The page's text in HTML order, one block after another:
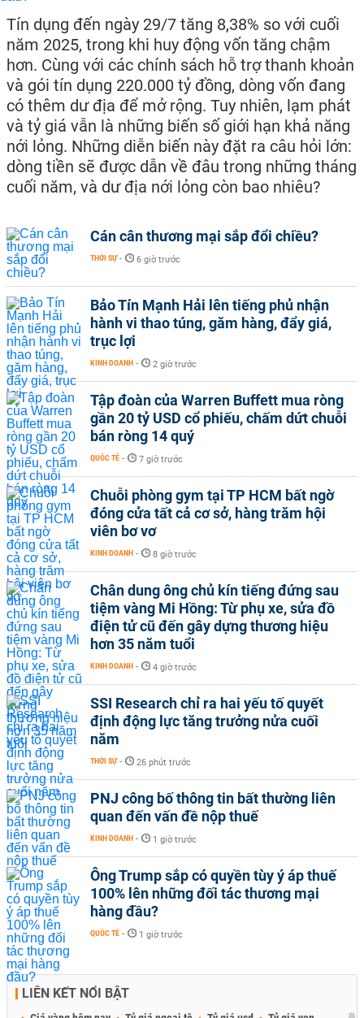
Tín dụng đến ngày 29/7 tăng 8,38% so với cuối
năm 2025, trong khi huy động vốn tăng chậm
hơn. Cùng với các chính sách hỗ trợ thanh khoản
và gói tín dụng 220.000 tỷ đồng, dòng vốn đang
có thêm dư địa để mở rộng. Tuy nhiên, lạm phát
và tỷ giá vẫn là những biến số giới hạn khả năng
nới lỏng. Những diễn biến này đặt ra câu hỏi lớn:
dòng tiền sẽ được dẫn về đâu trong những tháng
cuối năm, và dư địa nới lỏng còn bao nhiêu?
Cán cân thương mại sắp đổi chiều?
THỜI SỰ - 6 giờ trước
Bảo Tín Mạnh Hải lên tiếng phủ nhận
hành vi thao túng, găm hàng, đẩy giá,
trục lợi
KINH DOANH - 2 giờ trước
Tập đoàn của Warren Buffett mua ròng
gần 20 tỷ USD cổ phiếu, chấm dứt chuỗi
bán ròng 14 quý
QUỐC TẾ - 7 giờ trước
Chuỗi phòng gym tại TP HCM bất ngờ
đóng cửa tất cả cơ sở, hàng trăm hội
viên bơ vơ
KINH DOANH - 8 giờ trước
Chân dung ông chủ kín tiếng đứng sau
tiệm vàng Mi Hồng: Từ phụ xe, sửa đồ
điện tử cũ đến gây dựng thương hiệu
hơn 35 năm tuổi
KINH DOANH - 4 giờ trước
SSI Research chỉ ra hai yếu tố quyết
định động lực tăng trưởng nửa cuối
năm
THỜI SỰ - 26 phút trước
PNJ công bố thông tin bất thường liên
quan đến vấn đề nộp thuế
KINH DOANH - 1 giờ trước
Ông Trump sắp có quyền tùy ý áp thuế
100% lên những đối tác thương mại
hàng đầu?
QUỐC TẾ - 1 giờ trước
LIÊN KẾT NỔI BẬT